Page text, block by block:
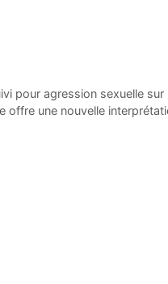
pour agression sexuelle sur
offre une nouvelle